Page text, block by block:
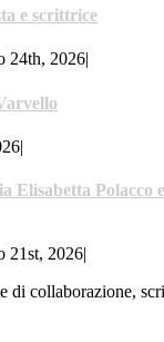
e scrittrice
24th, 2026|
|
Elisabetta Polacco
21st, 2026|
di collaborazione,